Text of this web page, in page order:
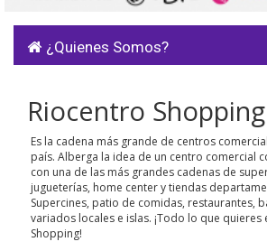
¿Quienes Somos?
Riocentro
Es la cadena más grande de centros
país. Alberga la idea de un centro comercial
con una de las más grandes cadenas de
jugueterías, home center y tiendas
Supercines, patio de comidas, restaurantes,
variados locales e islas. ¡Todo lo que quieres
Shopping!